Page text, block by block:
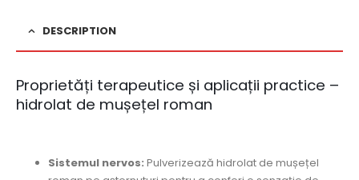
DESCRIPTION
Proprietăți terapeutice și aplicații practice –
hidrolat de mușețel roman
Sistemul nervos: Pulverizează hidrolat de mușețel